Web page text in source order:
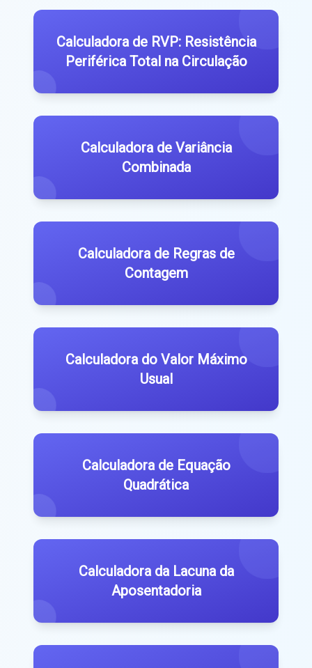
Calculadora de RVP: Resistência
Periférica Total na Circulação
Calculadora de Variância
Combinada
Calculadora de Regras de
Contagem
Calculadora do Valor Máximo
Usual
Calculadora de Equação
Quadrática
Calculadora da Lacuna da
Aposentadoria